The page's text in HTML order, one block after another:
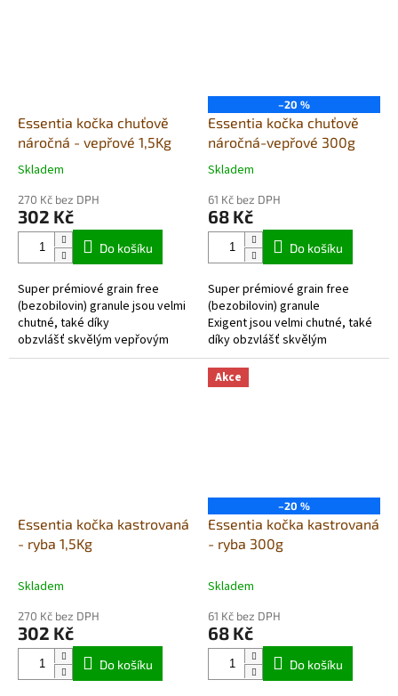
Essentia kočka chuťově
náročná - vepřové 1,5Kg
Průměrné
produktu
je
hvězdiček.
Skladem
270 Kč bez DPH
302 Kč
Do košíku
Super prémiové grain free
(bezobilovin) granule jsou velmi
chutné, také díky
obzvlášť skvělým vepřovým
proteinům, zvláště vhodné pro
–20 %
Essentia kočka chuťově
náročná-vepřové 300g
Průměrné
produktu
je
hvězdiček.
Skladem
61 Kč bez DPH
68 Kč
Do košíku
Super prémiové grain free
(bezobilovin) granule
Exigent jsou velmi chutné, také
díky obzvlášť skvělým
vepřovým proteinům, zvláště
vhodné pro domácí kočky se
sníženou chutí k...
Essentia kočka kastrovaná
- ryba 1,5Kg
Skladem
270 Kč bez DPH
302 Kč
Do košíku
Akce
–20 %
Essentia kočka kastrovaná
- ryba 300g
Skladem
61 Kč bez DPH
68 Kč
Do košíku